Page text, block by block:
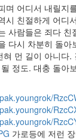
며 어디서 내릴지
시 친절하게 어디
사람들은 죄다 친
다시 차분히 돌아
먼 길이 아니다.
정도. 대충 돌아
가로등에 저런